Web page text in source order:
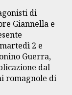
di
Giannella e
2 e
Guerra,
dal
romagnole di